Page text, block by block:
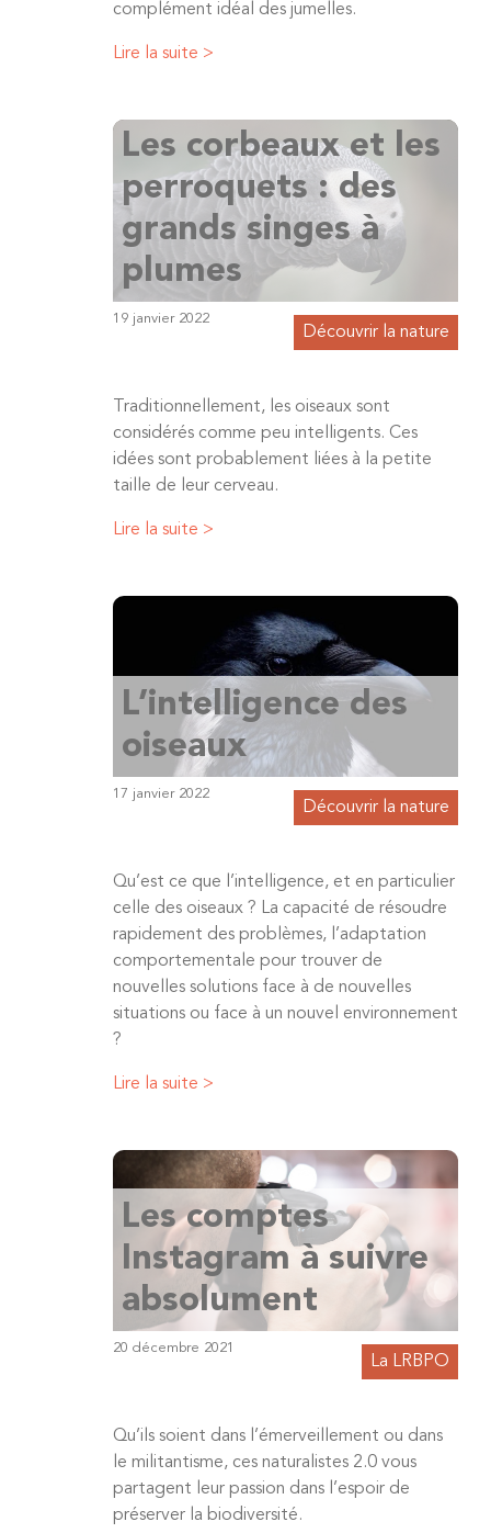
complément idéal des jumelles.
Lire la suite >
Les corbeaux et les
perroquets : des
grands singes à
plumes
19 janvier 2022
Découvrir la nature
Traditionnellement, les oiseaux sont
considérés comme peu intelligents. Ces
idées sont probablement liées à la petite
taille de leur cerveau.
Lire la suite >
L’intelligence des
oiseaux
17 janvier 2022
Découvrir la nature
Qu’est ce que l’intelligence, et en particulier
celle des oiseaux ? La capacité de résoudre
rapidement des problèmes, l’adaptation
comportementale pour trouver de
nouvelles solutions face à de nouvelles
situations ou face à un nouvel environnement
?
Lire la suite >
Les comptes
Instagram à suivre
absolument
20 décembre 2021
La LRBPO
Qu’ils soient dans l’émerveillement ou dans
le militantisme, ces naturalistes 2.0 vous
partagent leur passion dans l’espoir de
préserver la biodiversité.